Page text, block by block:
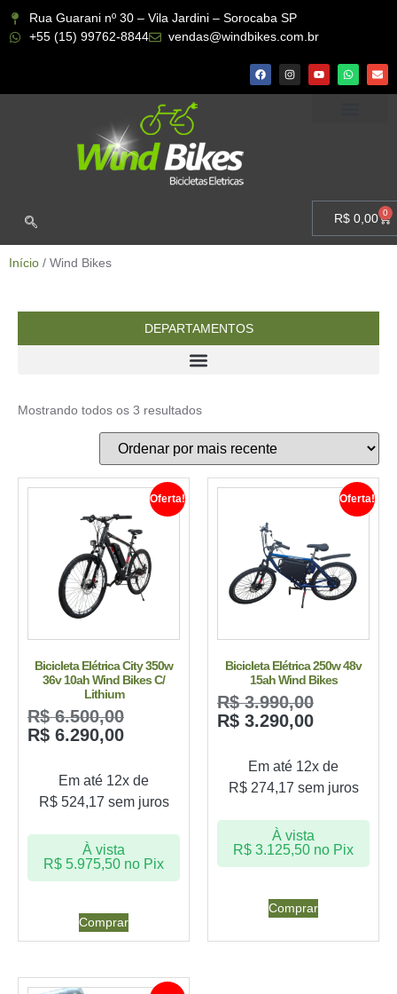
Rua Guarani nº 30 – Vila Jardini – Sorocaba SP
+55 (15) 99762-8844
vendas@windbikes.com.br
R$ 0,00 0
Início / Wind Bikes
DEPARTAMENTOS
Mostrando todos os 3 resultados
Oferta!
Bicicleta Elétrica City 350w
36v 10ah Wind Bikes C/
Lithium
R$6.500,00
R$ 6.290,00
Em até 12x de
R$524,17 sem juros
À vista
R$ 5.975,50 no Pix
Comprar
Oferta!
Bicicleta Elétrica 250w 48v
15ah Wind Bikes
R$3.990,00
R$ 3.290,00
Em até 12x de
R$274,17 sem juros
À vista
R$ 3.125,50 no Pix
Comprar